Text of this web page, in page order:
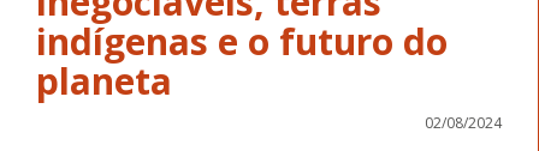
indígenas e o futuro do
planeta
02/08/2024